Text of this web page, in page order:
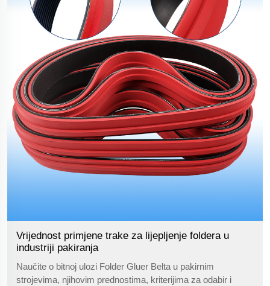
Vrijednost primjene trake za lijepljenje foldera u
industriji pakiranja
Naučite o bitnoj ulozi Folder Gluer Belta u pakirnim
strojevima, njihovim prednostima, kriterijima za odabir i